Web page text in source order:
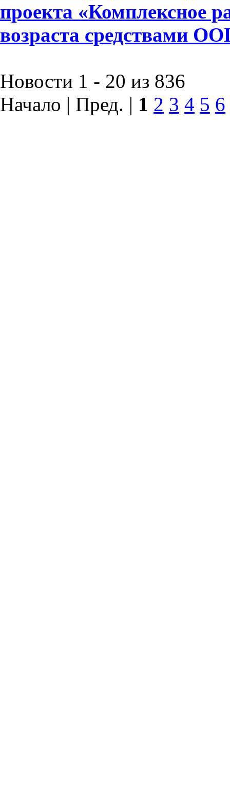
проекта «Комплексное
возраста средствами
Новости 1 - 20 из 836
Начало | Пред. | 1 2 3 4 5 6